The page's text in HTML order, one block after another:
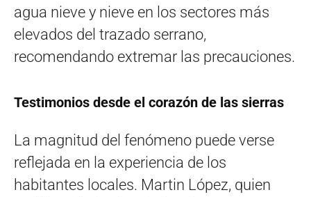
agua nieve y nieve en los sectores más
elevados del trazado serrano,
recomendando extremar las precauciones.
Testimonios desde el corazón de las sierras
La magnitud del fenómeno puede verse
reflejada en la experiencia de los
habitantes locales. Martin López, quien